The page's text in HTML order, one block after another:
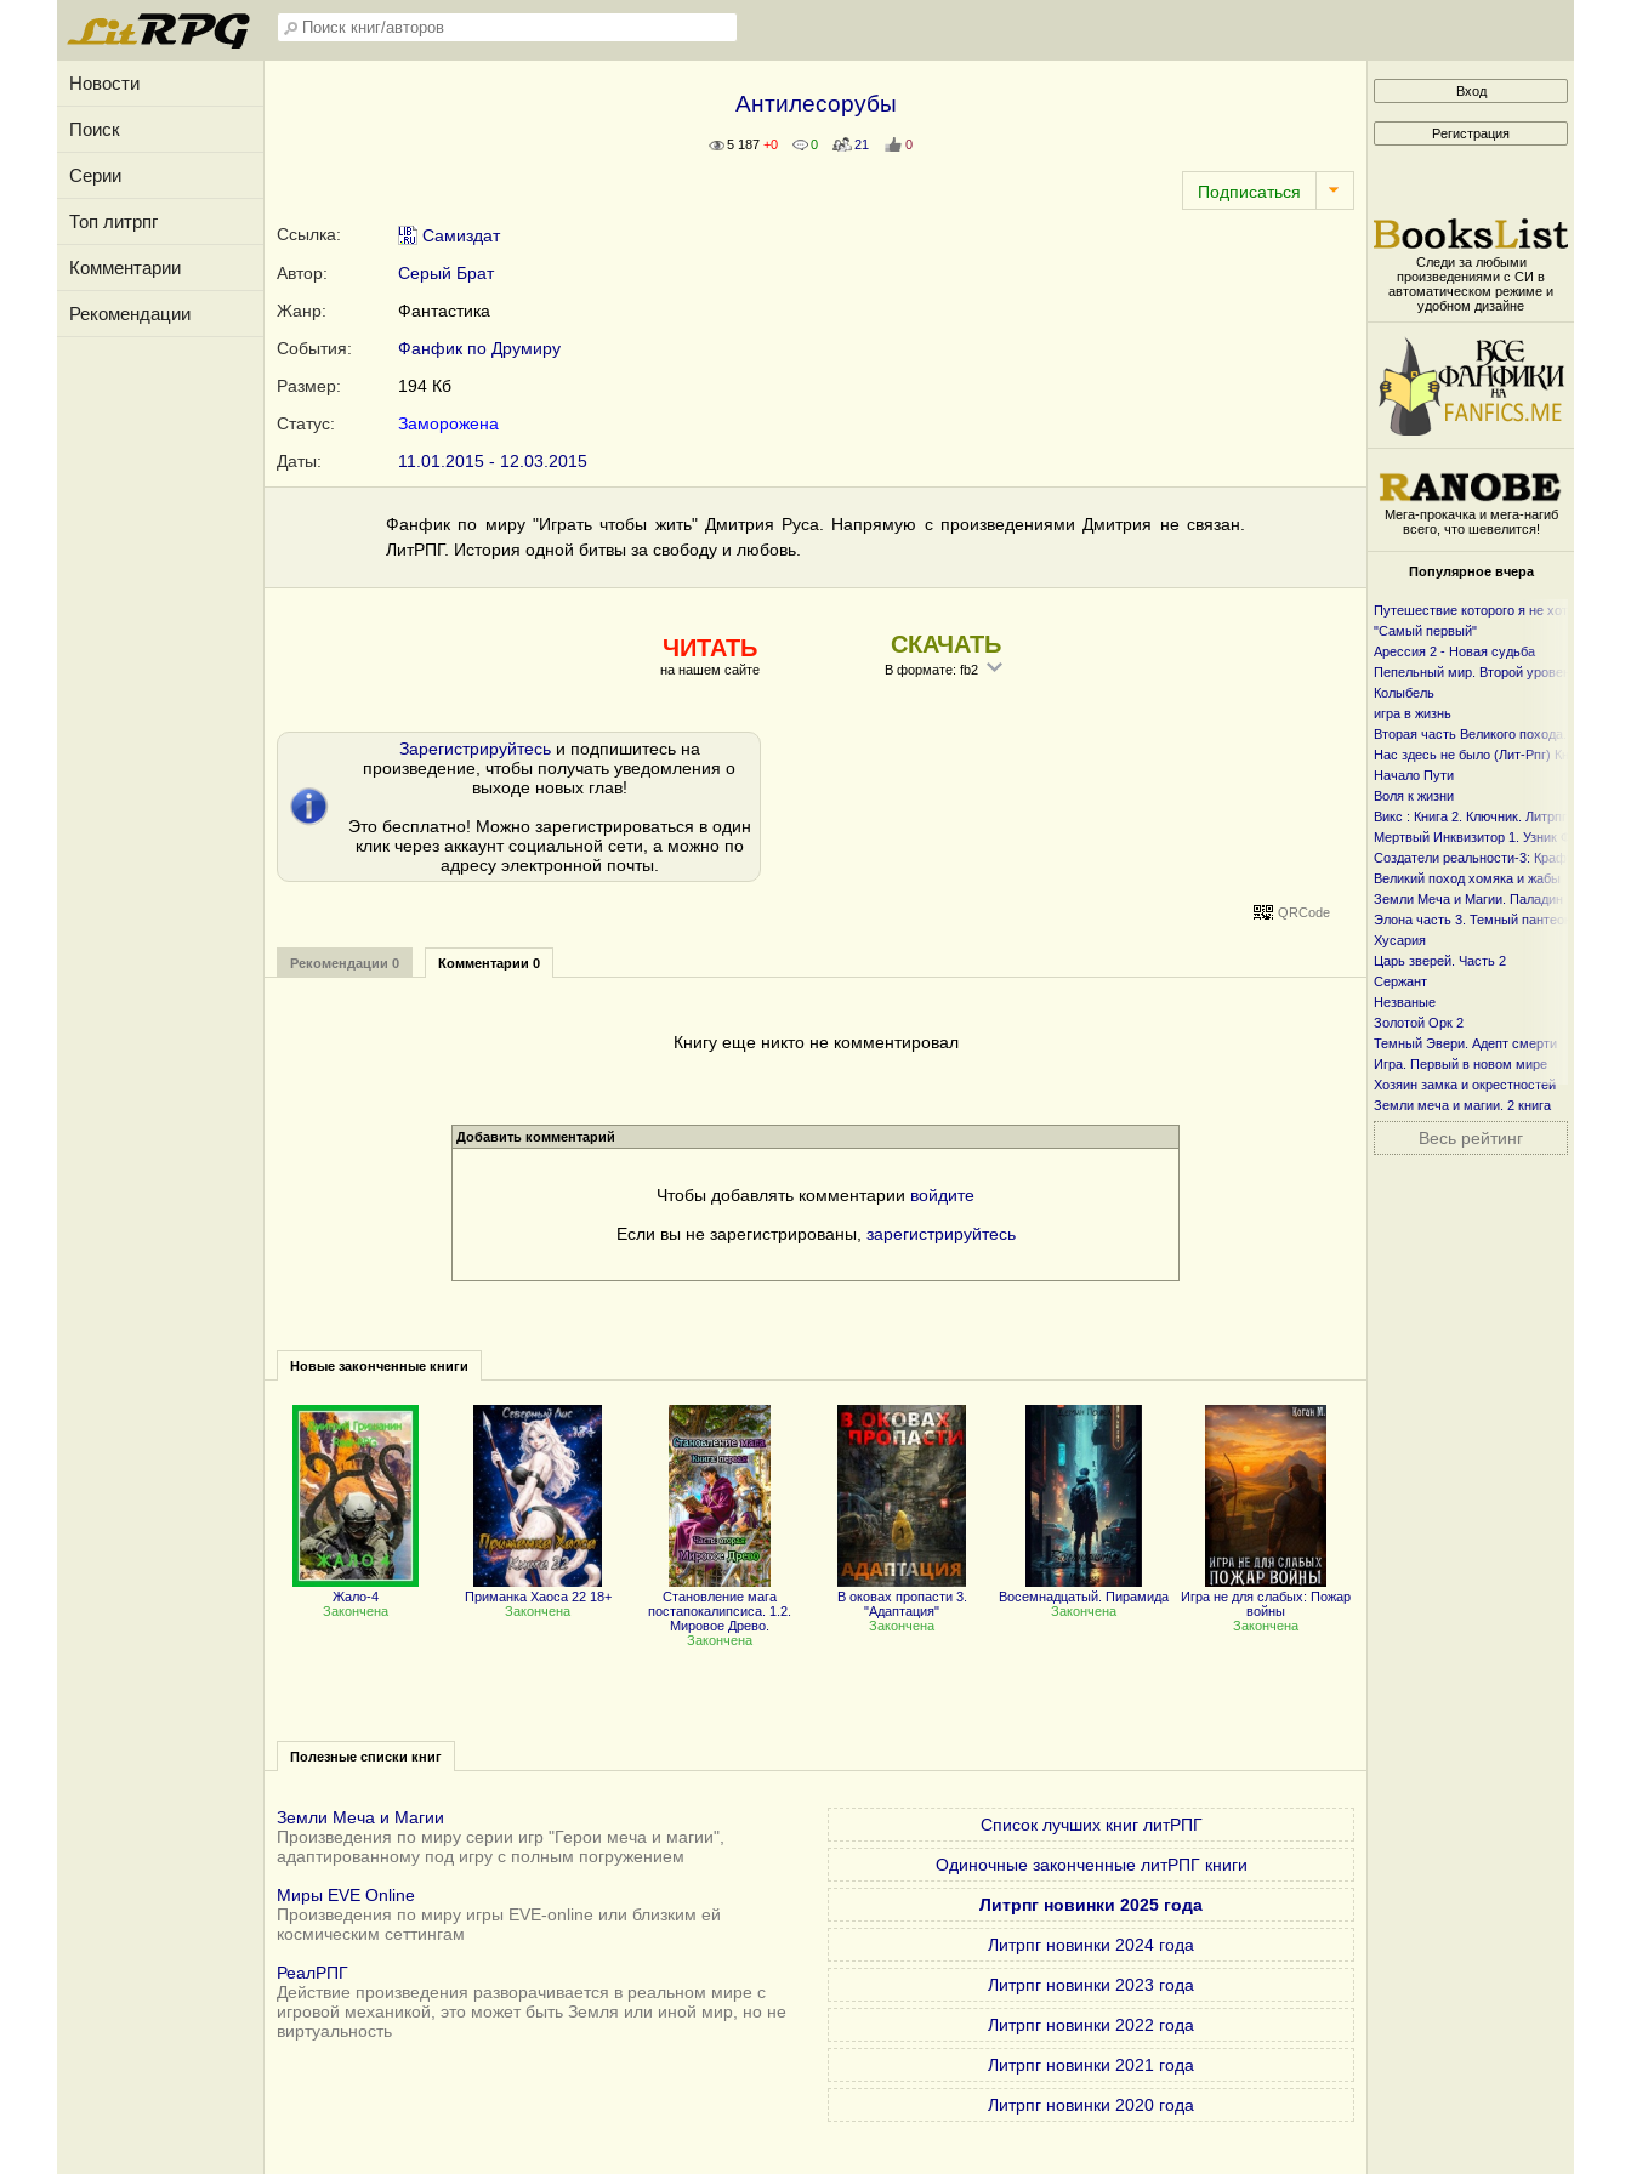
Новости
Поиск
Серии
Топ литрпг
Комментарии
Рекомендации
Антилесорубы
5 187 +0 0 21 0
Ссылка:
Самиздат
Автор:
Серый Брат
Жанр:
Фантастика
События:
Фанфик по Друмиру
Размер:
194 Кб
Статус:
Заморожена
Даты:
11.01.2015 - 12.03.2015
Фанфик по миру "Играть чтобы жить" Дмитрия Руса. Напрямую с произведениями Дмитрия не связан.
ЛитРПГ. История одной битвы за свободу и любовь.
ЧИТАТЬ
на нашем сайте
СКАЧАТЬ
В формате: fb2
Зарегистрируйтесьи подпишитесь на
произведение, чтобы получать уведомления о
выходе новых глав!
Это бесплатно! Можно зарегистрироваться в один
клик через аккаунт социальной сети, а можно по
адресу электронной почты.
QRCode
Рекомендации 0 Комментарии 0
Книгу еще никто не комментировал
Добавить комментарий
Чтобы добавлять комментарии войдите
Если вы не зарегистрированы, зарегистрируйтесь
Новые законченные книги
Жало-4
Закончена
Приманка Хаоса 22 18+
Закончена
Становление мага
постапокалипсиса. 1.2.
Мировое Древо.
Закончена
В оковах пропасти 3.
"Адаптация"
Закончена
Восемнадцатый. Пирамида
Закончена
Игра не для слабых: Пожар
войны
Закончена
Полезные списки книг
Земли Меча и Магии
Произведения по миру серии игр "Герои меча и магии",
адаптированному под игру с полным погружением
Миры EVE Online
Произведения по миру игры EVE-online или близким ей
космическим сеттингам
РеалРПГ
Действие произведения разворачивается в реальном мире с
игровой механикой, это может быть Земля или иной мир, но не
виртуальность
Список лучших книг литРПГ
Одиночные законченные литРПГ книги
Литрпг новинки 2025 года
Литрпг новинки 2024 года
Литрпг новинки 2023 года
Литрпг новинки 2022 года
Литрпг новинки 2021 года
Литрпг новинки 2020 года
Следи за любыми
произведениями с СИ в
автоматическом режиме и
удобном дизайне
Мега-прокачка и мега-нагиб
всего, что шевелится!
Популярное вчера
Путешествие которого я не хотел
"Самый первый"
Арессия 2 - Новая судьба
Пепельный мир. Второй уровень
Колыбель
игра в жизнь
Вторая часть Великого похода. От
Нас здесь не было (Лит-Рпг) Книга I и I I
Начало Пути
Воля к жизни
Викс : Книга 2. Ключник. Литрпг
Мертвый Инквизитор 1. Узник Фанмира
Создатели реальности-3: Крафтер
Великий поход хомяка и жабы
Земли Меча и Магии. Паладин
Элона часть 3. Темный пантеон
Хусария
Царь зверей. Часть 2
Сержант
Незваные
Золотой Орк 2
Темный Эвери. Адепт смерти
Игра. Первый в новом мире
Хозяин замка и окрестностей
Земли меча и магии. 2 книга
Весь рейтинг